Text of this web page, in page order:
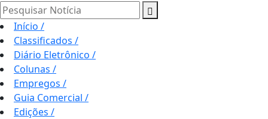
Pesquisar Notícia
Início /
Classificados /
Diário Eletrônico /
Colunas /
Empregos /
Guia Comercial /
Edições /